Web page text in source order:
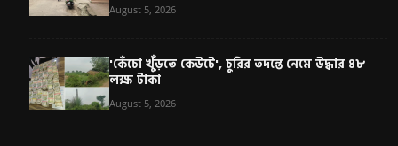
August 5, 2026
'কেঁচো খুঁড়তে কেউটে', চুরির তদন্তে নেমে উদ্ধার ৪৮
লক্ষ টাকা
August 5, 2026